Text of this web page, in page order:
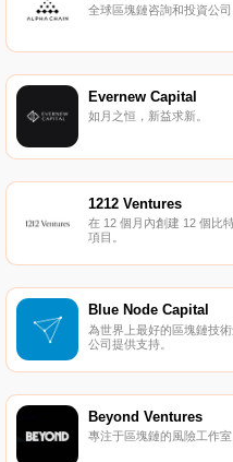
全球區塊鏈咨詢和投資公司
Evernew Capital
如月之恒，新益求新。
1212 Ventures
在 12 個月內創建 12 個比
項目。
Blue Node Capital
為世界上最好的區塊鏈技
公司提供支持。
Beyond Ventures
專注于區塊鏈的風險工作室